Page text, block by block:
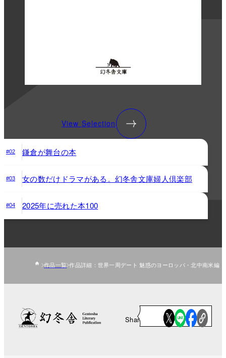
View Selection
#02 鎌倉が舞台の本
#03 女の数だけドラマがある。幻冬舎文庫婦人倶楽部
#04 2025年に売れた本100
作品一覧 作品詳細：世界一周デート 魅惑のヨーロッパ・北中南米編
Share